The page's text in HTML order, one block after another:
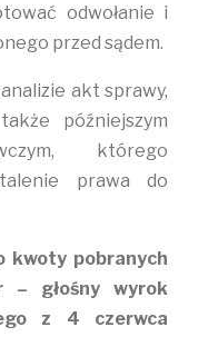
odwołanie i
przed sądem.
akt sprawy,
późniejszym
którego
prawa do
kwoty pobranych
– głośny wyrok
z 4 czerwca